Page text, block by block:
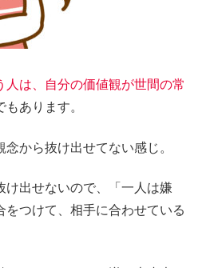
は、自分の価値観が世間の常
もあります。
から抜け出せてない感じ。
け出せないので、「一人は嫌
をつけて、相手に合わせている